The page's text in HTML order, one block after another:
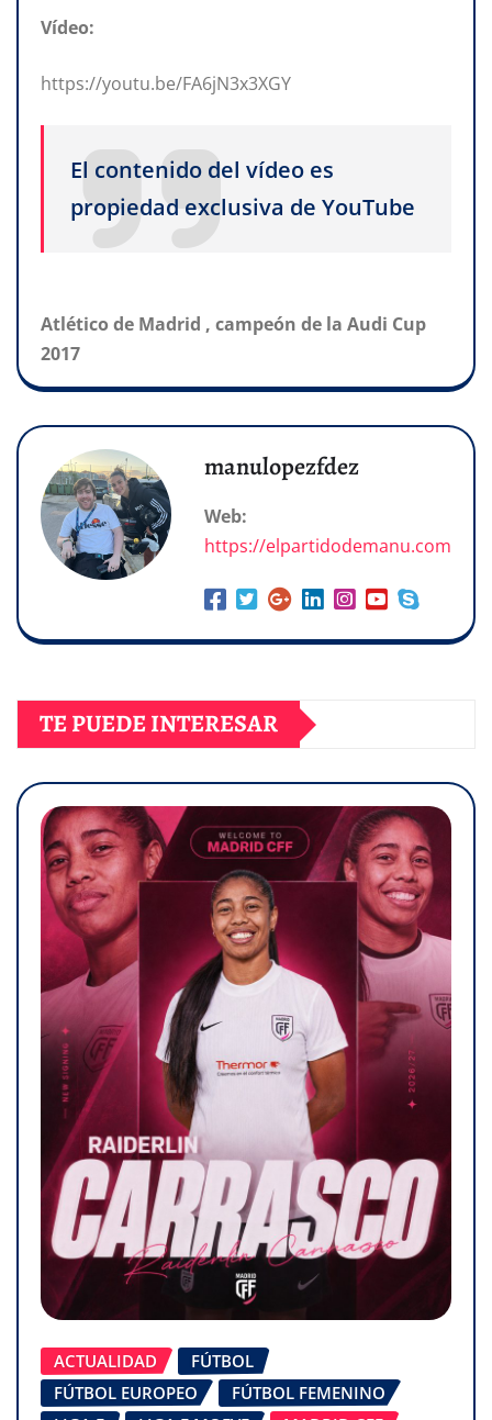
Vídeo:
https://youtu.be/FA6jN3x3XGY
El contenido del vídeo es
propiedad exclusiva de YouTube
Atlético de Madrid , campeón de la Audi Cup
2017
manulopezfdez
Web:
https://elpartidodemanu.com
TE PUEDE INTERESAR
ACTUALIDAD
FÚTBOL
FÚTBOL EUROPEO
FÚTBOL FEMENINO